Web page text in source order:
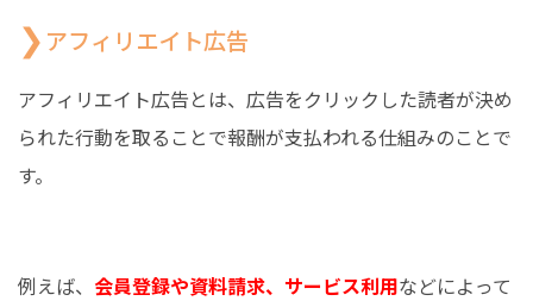
アフィリエイト広告
アフィリエイト広告とは、広告をクリックした読者が決め
られた行動を取ることで報酬が支払われる仕組みのことで
す。
例えば、 会員登録や資料請求、サービス利用などによって